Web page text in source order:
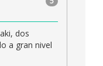
dos
a gran nivel